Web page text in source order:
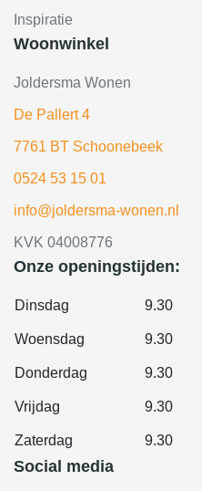
Inspiratie
Woonwinkel
Joldersma Wonen
De Pallert 4
7761 BT Schoonebeek
0524 53 15 01
info@joldersma-wonen.nl
KVK 04008776
Onze openingstijden:
Dinsdag 9.30
Woensdag 9.30
Donderdag 9.30
Vrijdag 9.30
Zaterdag 9.30
Social media